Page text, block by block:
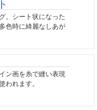
。シート状になった
色時に綺麗なしあが
ン画を糸で縫い表現
われます。